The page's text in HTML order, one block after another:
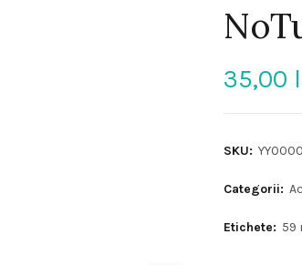
35,00
SKU:
Categorii:
Etichete: 59